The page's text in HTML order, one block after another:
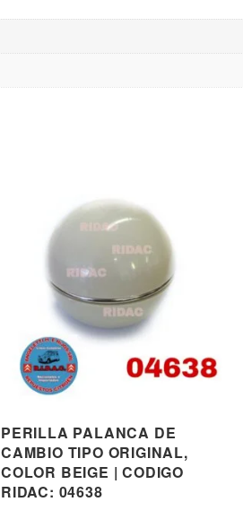
PERILLA PALANCA DE
CAMBIO TIPO ORIGINAL,
COLOR BEIGE | CODIGO
RIDAC: 04638